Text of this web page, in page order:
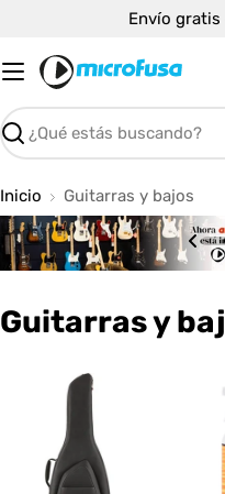
contenido
Envío gratis
Buscar
Inicio Guitarras y bajos
C
Guitarras y